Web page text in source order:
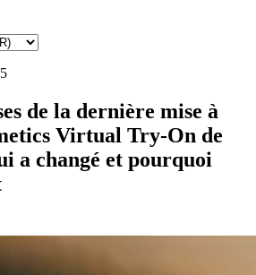
de la dernière mise à
Virtual Try-On de
a changé et pourquoi